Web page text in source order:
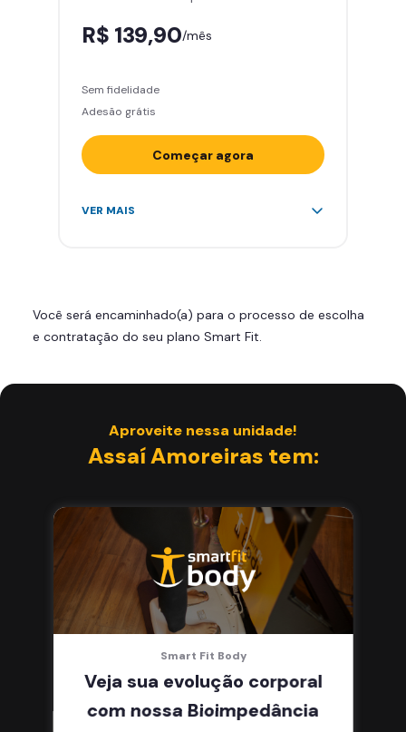
R$ 139,90/mês
Sem fidelidade
Adesão grátis
Começar agora
Acesso ilimitado a +2.000
Skeelo App (Audiobook)*
Área de musculação e aeróbicos
VER MAIS
Você será encaminhado(a) para o processo de escolha
e contratação do seu plano Smart Fit.
Aproveite nessa unidade!
Assaí Amoreiras tem:
Smart Fit Body
Veja sua evolução corporal
com nossa Bioimpedância